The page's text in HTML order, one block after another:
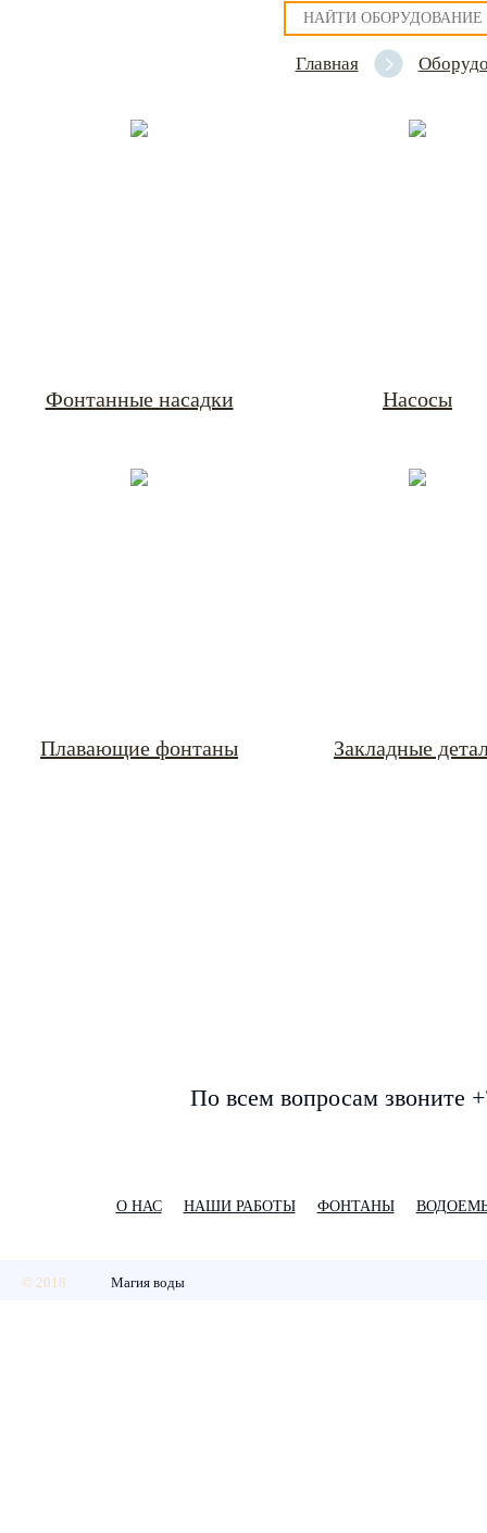
Главная
Фонтанные насадки Насосы
Плавающие фонтаны Закладные
По всем вопросам звоните
О НАС НАШИ РАБОТЫ ФОНТАНЫ
© 2018 Магия воды